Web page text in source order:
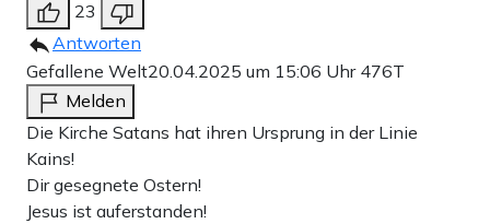
23
Antworten
Gefallene Welt20.04.2025 um 15:06 Uhr 476T
Melden
Die Kirche Satans hat ihren Ursprung in der Linie
Kains!
Dir gesegnete Ostern!
Jesus ist auferstanden!